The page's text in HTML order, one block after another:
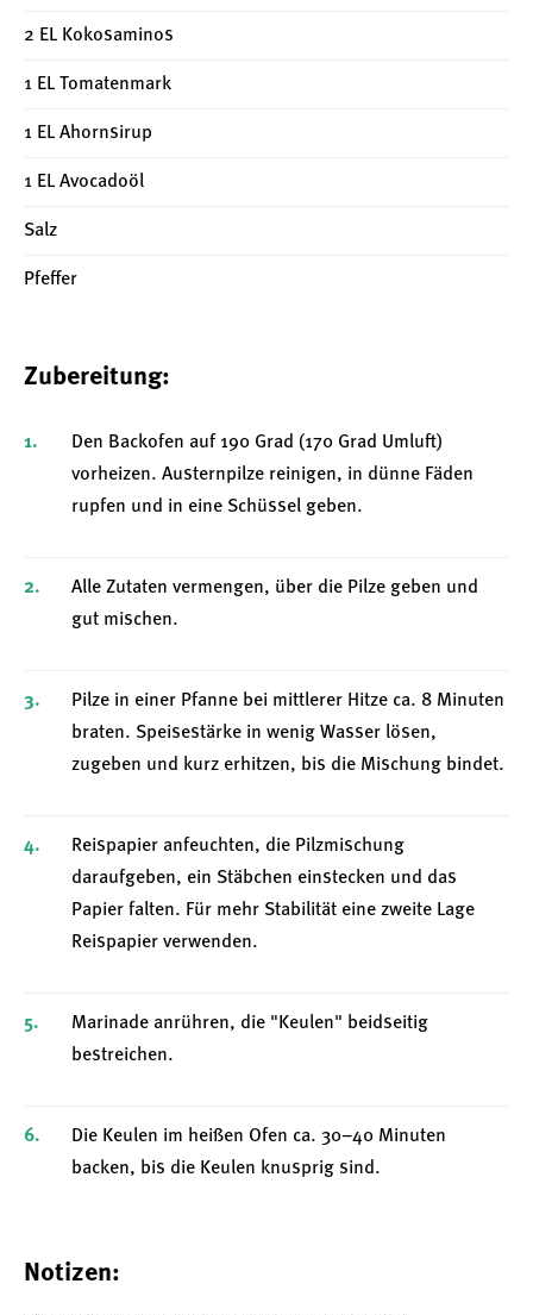
2 EL Kokosaminos
1 EL Tomatenmark
1 EL Ahornsirup
1 EL Avocadoöl
Salz
Pfeffer
Zubereitung:
Den Backofen auf 190 Grad (170 Grad Umluft)
vorheizen. Austernpilze reinigen, in dünne Fäden
rupfen und in eine Schüssel geben.
Alle Zutaten vermengen, über die Pilze geben und
gut mischen.
Pilze in einer Pfanne bei mittlerer Hitze ca. 8 Minuten
braten. Speisestärke in wenig Wasser lösen,
zugeben und kurz erhitzen, bis die Mischung bindet.
Reispapier anfeuchten, die Pilzmischung
daraufgeben, ein Stäbchen einstecken und das
Papier falten. Für mehr Stabilität eine zweite Lage
Reispapier verwenden.
Marinade anrühren, die "Keulen" beidseitig
bestreichen.
Die Keulen im heißen Ofen ca. 30–40 Minuten
backen, bis die Keulen knusprig sind.
Notizen: